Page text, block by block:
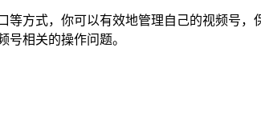
方式，你可以有效地管理自己的视频号
相关的操作问题。